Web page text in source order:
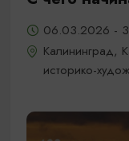
06.03.2026 -
Калининград,
историко-